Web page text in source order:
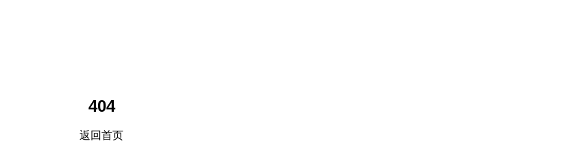
404
返回首页